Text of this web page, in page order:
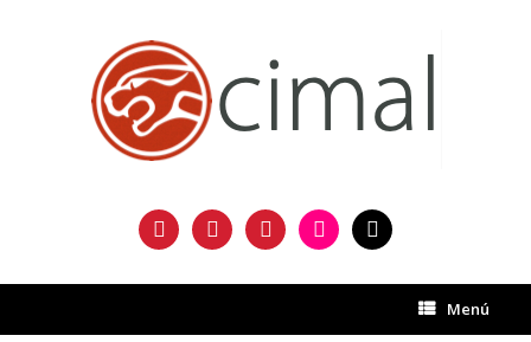
facebooktwitter instagramflickr mail
Menú